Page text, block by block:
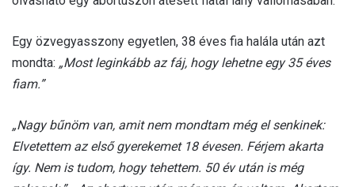
Egy özvegyasszony egyetlen, 38 éves fia halála után azt
mondta: „Most leginkább az fáj, hogy lehetne egy 35 éves
fiam.”
„Nagy bűnöm van, amit nem mondtam még el senkinek:
Elvetettem az első gyerekemet 18 évesen. Férjem akarta
így. Nem is tudom, hogy tehettem. 50 év után is még